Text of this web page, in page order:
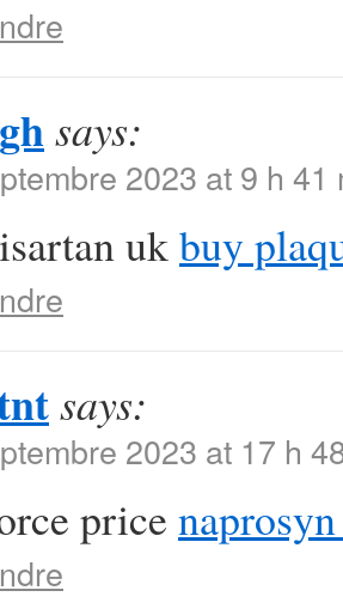
says:
2023 at 9 h 41
ukbuy
says:
2023 at 17 h
price